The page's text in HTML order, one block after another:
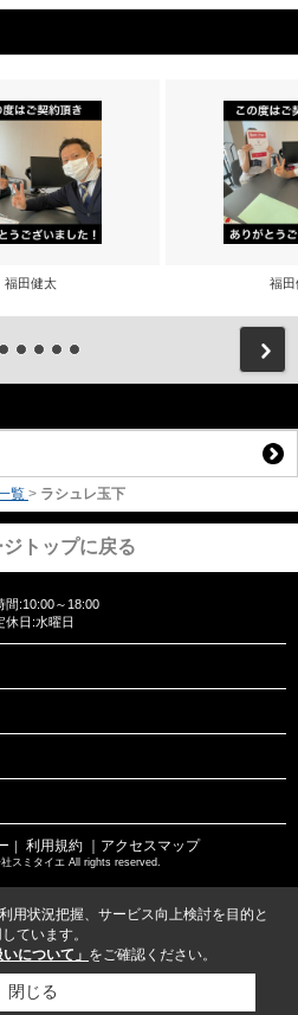
福田健太 福田
覧 > ラシュレ玉下
トップに戻る
間:10:00～18:00
休日:水曜日
利用規約 ｜アクセスマップ
スミタイエ All rights reserved.
用状況把握、サービス向上検討を目的と
ています。
について」 をご確認ください。
閉じる